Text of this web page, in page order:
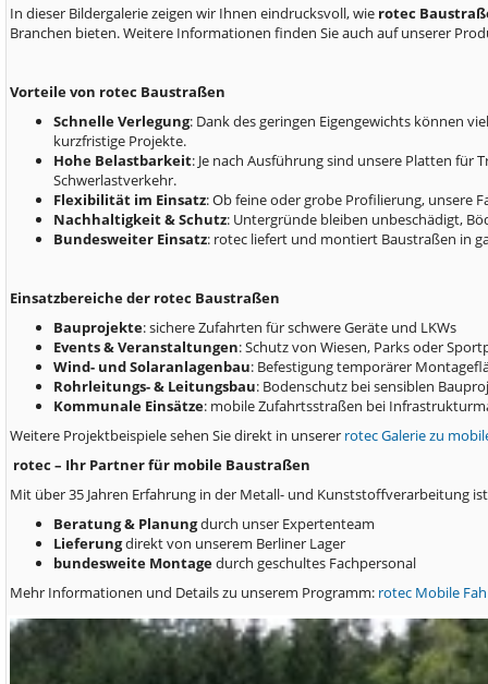
In dieser Bildergalerie zeigen wir Ihnen eindrucksvoll, wie rotec
Branchen bieten. Weitere Informationen finden Sie auch auf unserer
Vorteile von rotec Baustraßen
Schnelle Verlegung: Dank des geringen Eigengewichts können
kurzfristige Projekte.
Hohe Belastbarkeit: Je nach Ausführung sind unsere Platten für
Schwerlastverkehr.
Flexibilität im Einsatz: Ob feine oder grobe Profilierung, unsere
Nachhaltigkeit & Schutz: Untergründe bleiben unbeschädigt,
Bundesweiter Einsatz: rotec liefert und montiert Baustraßen in
Einsatzbereiche der rotec Baustraßen
Bauprojekte: sichere Zufahrten für schwere Geräte und LKWs
Events & Veranstaltungen: Schutz von Wiesen, Parks oder
Wind- und Solaranlagenbau: Befestigung temporärer
Rohrleitungs- & Leitungsbau: Bodenschutz bei sensiblen
Kommunale Einsätze: mobile Zufahrtsstraßen bei
Weitere Projektbeispiele sehen Sie direkt in unserer rotec Galerie zu
rotec – Ihr Partner für mobile Baustraßen
Mit über 35 Jahren Erfahrung in der Metall- und Kunststoffverarbeitung
Beratung & Planungdurch unser Expertenteam
Lieferungdirekt von unserem Berliner Lager
bundesweite Montagedurch geschultes Fachpersonal
Mehr Informationen und Details zu unserem Programm: rotec Mobile